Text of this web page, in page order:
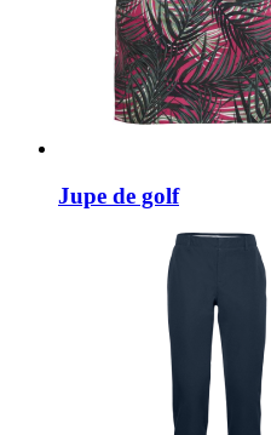
Jupe de golf